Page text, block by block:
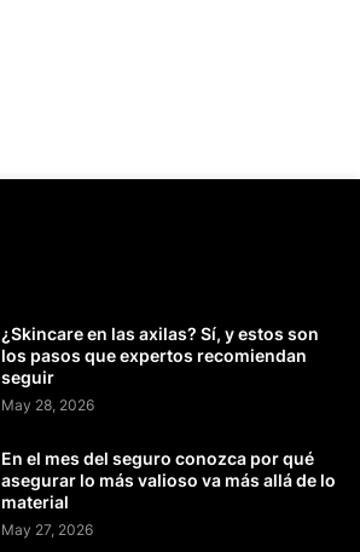
¿Skincare en las axilas? Sí, y estos son
los pasos que expertos recomiendan
seguir
May 28, 2026
En el mes del seguro conozca por qué
asegurar lo más valioso va más allá de lo
material
May 27, 2026